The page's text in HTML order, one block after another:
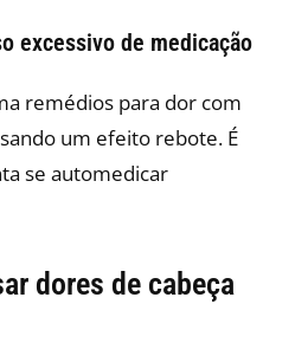
excessivo de medicação
remédios para dor com
um efeito rebote. É
se automedicar
dores de cabeça